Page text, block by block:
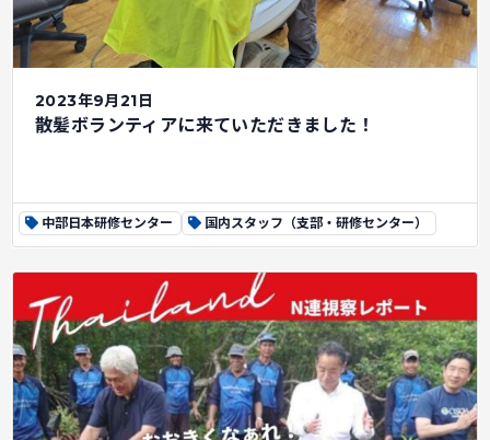
2023年9月21日
散髪ボランティアに来ていただきました！
中部日本研修センター 国内スタッフ（支部・研修センター）